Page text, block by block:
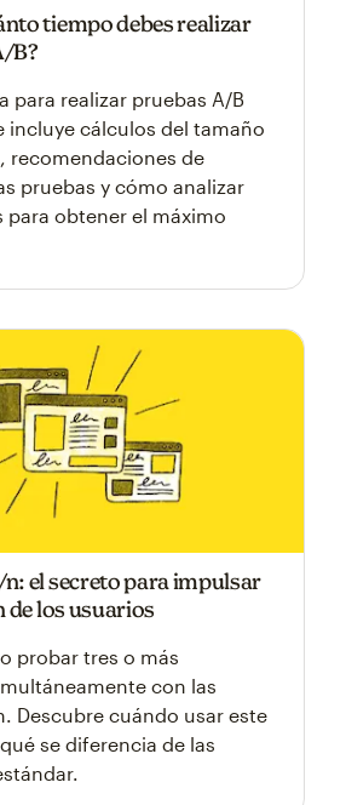
tiempo debes realizar
B?
para realizar pruebas A/B
incluye cálculos del tamaño
recomendaciones de
pruebas y cómo analizar
para obtener el máximo
el secreto para impulsar
de los usuarios
probar tres o más
con las
Descubre cuándo usar este
se diferencia de las